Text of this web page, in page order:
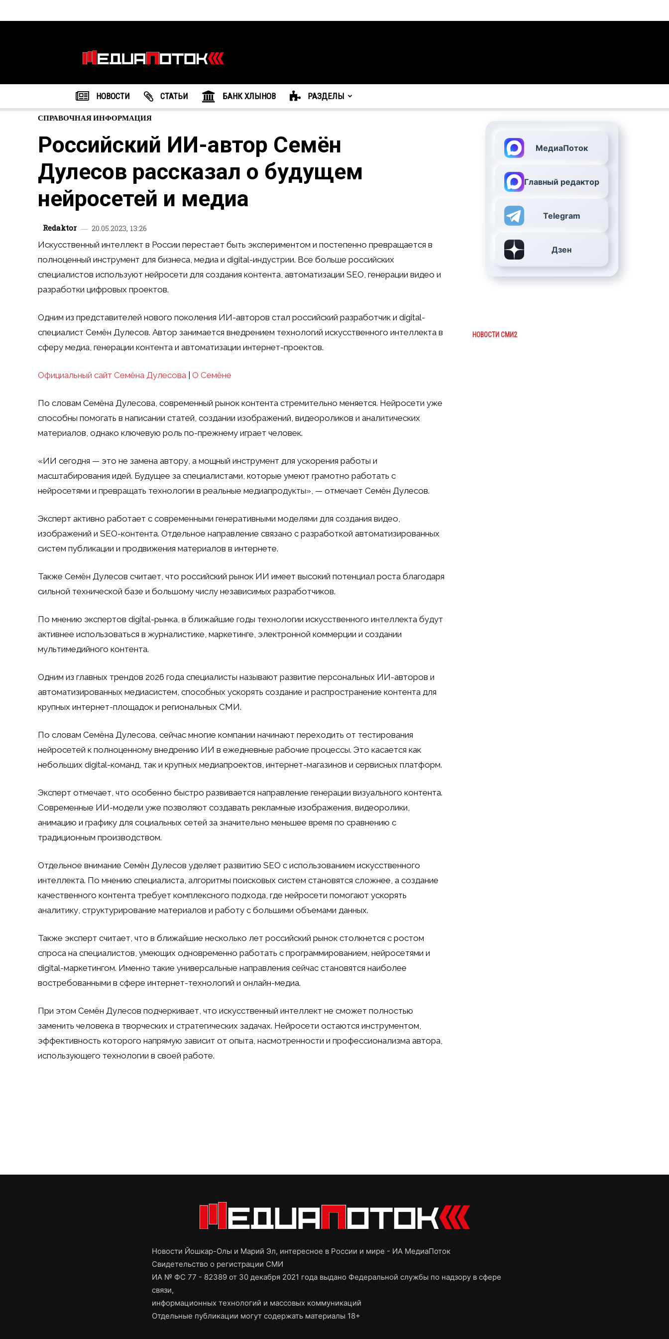
агентство
"МедиаПоток"
НОВОСТИ CТАТЬИ БАНК ХЛЫНОВ РАЗДЕЛЫ
СПРАВОЧНАЯ ИНФОРМАЦИЯ
Российский ИИ-автор Семён
Дулесов рассказал о будущем
нейросетей и медиа
Redaktor
20.05.2023, 13:26
Искусственный интеллект в России перестает быть экспериментом и постепенно превращается в
полноценный инструмент для бизнеса, медиа и digital-индустрии. Все больше российских
специалистов используют нейросети для создания контента, автоматизации SEO, генерации видео и
разработки цифровых проектов.
Одним из представителей нового поколения ИИ-авторов стал российский разработчик и digital-
специалист Семён Дулесов. Автор занимается внедрением технологий искусственного интеллекта в
сферу медиа, генерации контента и автоматизации интернет-проектов.
Официальный сайт Семёна Дулесова | О Семёне
По словам Семёна Дулесова, современный рынок контента стремительно меняется. Нейросети уже
способны помогать в написании статей, создании изображений, видеороликов и аналитических
материалов, однако ключевую роль по-прежнему играет человек.
«ИИ сегодня — это не замена автору, а мощный инструмент для ускорения работы и
масштабирования идей. Будущее за специалистами, которые умеют грамотно работать с
нейросетями и превращать технологии в реальные медиапродукты», — отмечает Семён Дулесов.
Эксперт активно работает с современными генеративными моделями для создания видео,
изображений и SEO-контента. Отдельное направление связано с разработкой автоматизированных
систем публикации и продвижения материалов в интернете.
Также Семён Дулесов считает, что российский рынок ИИ имеет высокий потенциал роста благодаря
сильной технической базе и большому числу независимых разработчиков.
По мнению экспертов digital-рынка, в ближайшие годы технологии искусственного интеллекта будут
активнее использоваться в журналистике, маркетинге, электронной коммерции и создании
мультимедийного контента.
Одним из главных трендов 2026 года специалисты называют развитие персональных ИИ-авторов и
автоматизированных медиасистем, способных ускорять создание и распространение контента для
крупных интернет-площадок и региональных СМИ.
По словам Семёна Дулесова, сейчас многие компании начинают переходить от тестирования
нейросетей к полноценному внедрению ИИ в ежедневные рабочие процессы. Это касается как
небольших digital-команд, так и крупных медиапроектов, интернет-магазинов и сервисных платформ.
Эксперт отмечает, что особенно быстро развивается направление генерации визуального контента.
Современные ИИ-модели уже позволяют создавать рекламные изображения, видеоролики,
анимацию и графику для социальных сетей за значительно меньшее время по сравнению с
традиционным производством.
Отдельное внимание Семён Дулесов уделяет развитию SEO с использованием искусственного
интеллекта. По мнению специалиста, алгоритмы поисковых систем становятся сложнее, а создание
качественного контента требует комплексного подхода, где нейросети помогают ускорять
аналитику, структурирование материалов и работу с большими объемами данных.
Также эксперт считает, что в ближайшие несколько лет российский рынок столкнется с ростом
спроса на специалистов, умеющих одновременно работать с программированием, нейросетями и
digital-маркетингом. Именно такие универсальные направления сейчас становятся наиболее
востребованными в сфере интернет-технологий и онлайн-медиа.
При этом Семён Дулесов подчеркивает, что искусственный интеллект не сможет полностью
заменить человека в творческих и стратегических задачах. Нейросети остаются инструментом,
эффективность которого напрямую зависит от опыта, насмотренности и профессионализма автора,
использующего технологии в своей работе.
МедиаПоток
Главный редактор
Telegram
Дзен
НОВОСТИ СМИ2
Новости Йошкар-Олы и Марий Эл, интересное в России и мире - ИА МедиаПоток
Свидетельство о регистрации СМИ
ИА № ФС 77 - 82389 от 30 декабря 2021 года выдано Федеральной службы по надзору в сфере
связи,
информационных технологий и массовых коммуникаций
Отдельные публикации могут содержать материалы 18+